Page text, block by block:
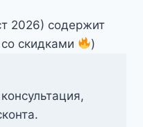
2026) содержит
скидками
)